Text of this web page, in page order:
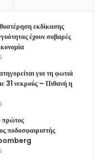
εκδίκασης
έχουν σοβαρές
για τη φωτιά
31 νεκρούς – Πιθανή η
πρώτος
ποδοσφαιριστής